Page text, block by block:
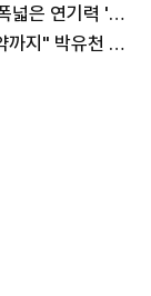
오윤아, '방법: 재차의'로 영화 복귀 성공…폭넓은 연기력 '눈길'
"법인카드로 동거 여친에 명품백…이중계약까지" 박유천 소속사 법적 분쟁 예고